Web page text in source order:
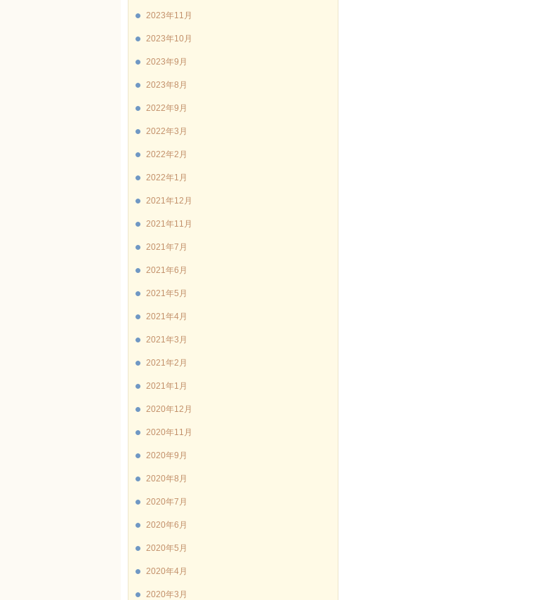
2023年11月
2023年10月
2023年9月
2023年8月
2022年9月
2022年3月
2022年2月
2022年1月
2021年12月
2021年11月
2021年7月
2021年6月
2021年5月
2021年4月
2021年3月
2021年2月
2021年1月
2020年12月
2020年11月
2020年9月
2020年8月
2020年7月
2020年6月
2020年5月
2020年4月
2020年3月